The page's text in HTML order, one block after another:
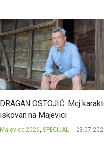
DRAGAN OSTOJIĆ: Moj
iskovan na Majevici
Majevica 2026, SPECIJAL